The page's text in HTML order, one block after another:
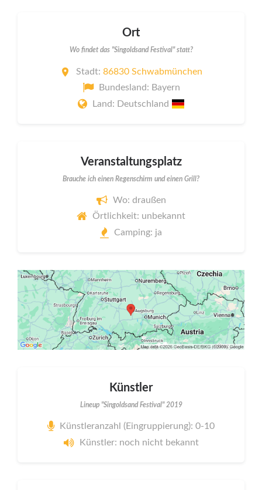
Ort
Wo findet das "Singoldsand Festival" statt?
Stadt: 86830 Schwabmünchen
Bundesland: Bayern
Land: Deutschland
Veranstaltungsplatz
Brauche ich einen Regenschirm und einen Grill?
Wo: draußen
Örtlichkeit: unbekannt
Camping: ja
Künstler
Lineup "Singoldsand Festival" 2019
Künstleranzahl (Eingruppierung): 0-10
Künstler: noch nicht bekannt